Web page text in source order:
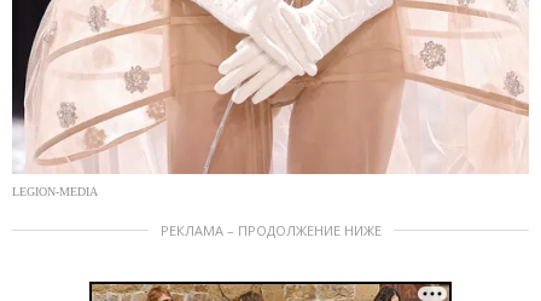
LEGION-MEDIA
РЕКЛАМА – ПРОДОЛЖЕНИЕ НИЖЕ